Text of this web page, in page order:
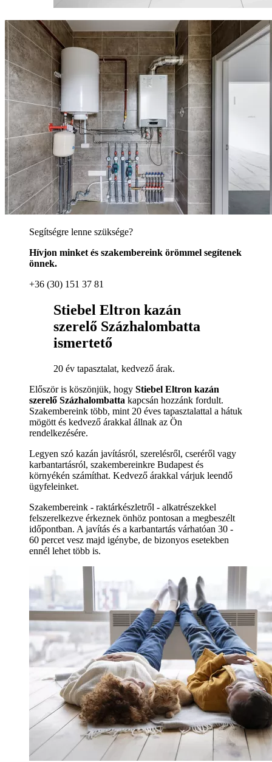
Segítségre lenne szüksége?
Hívjon minket és szakembereink örömmel segítenek
önnek.
+36 (30) 151 37 81
Stiebel Eltron kazán
szerelő Százhalombatta
ismertető
20 év tapasztalat, kedvező árak.
Először is köszönjük, hogy Stiebel Eltron kazán
szerelő Százhalombatta kapcsán hozzánk fordult.
Szakembereink több, mint 20 éves tapasztalattal a hátuk
mögött és kedvező árakkal állnak az Ön
rendelkezésére.
Legyen szó kazán javításról, szerelésről, cseréről vagy
karbantartásról, szakembereinkre Budapest és
környékén számíthat. Kedvező árakkal várjuk leendő
ügyfeleinket.
Szakembereink - raktárkészletről - alkatrészekkel
felszerelkezve érkeznek önhöz pontosan a megbeszélt
időpontban. A javítás és a karbantartás várhatóan 30 -
60 percet vesz majd igénybe, de bizonyos esetekben
ennél lehet több is.